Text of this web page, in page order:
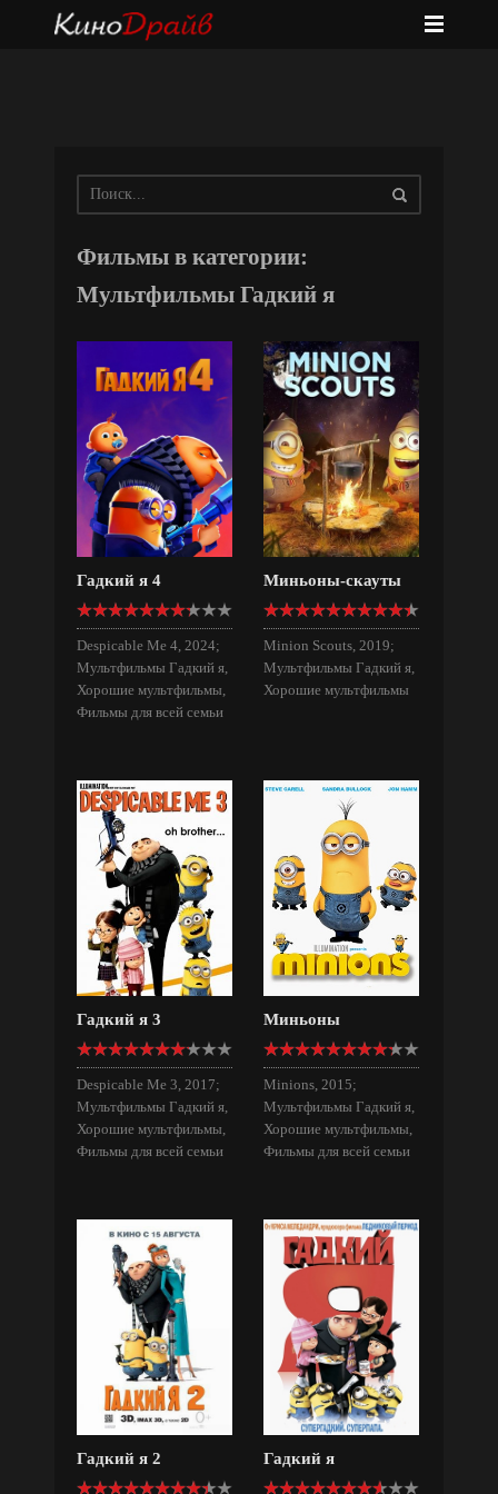
Фильмы в категории:
Мультфильмы Гадкий я
Гадкий я 4
Despicable Me 4, 2024;
Мультфильмы Гадкий я,
Хорошие мультфильмы,
Фильмы для всей семьи
Миньоны-скауты
Minion Scouts, 2019;
Мультфильмы Гадкий я,
Хорошие мультфильмы
Гадкий я 3
Despicable Me 3, 2017;
Мультфильмы Гадкий я,
Хорошие мультфильмы,
Фильмы для всей семьи
Миньоны
Minions, 2015;
Мультфильмы Гадкий я,
Хорошие мультфильмы,
Фильмы для всей семьи
Гадкий я 2 Гадкий я